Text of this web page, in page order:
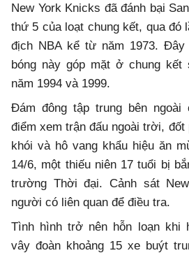
New York Knicks đã đánh bại
thứ 5 của loạt chung kết, qua đó
địch NBA kể từ năm 1973.
bóng này góp mặt ở chung kết
năm 1994 và 1999.
Đám đông tập trung bên
điểm xem trận đấu ngoài trời, đốt
khói và hô vang khẩu hiệu ăn
14/6, một thiếu niên 17 tuổi bị
trường Thời đại. Cảnh sát
người có liên quan để điều tra.
Tình hình trở nên hỗn loạn khi
vây đoàn khoảng 15 xe buýt